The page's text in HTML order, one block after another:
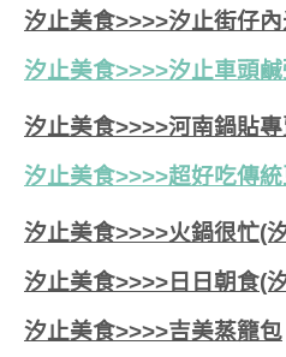
汐止美食>>>>汐止街仔
汐止美食>>>>汐止車頭
汐止美食>>>>河南鍋貼
汐止美食>>>>超好吃傳
汐止美食>>>>火鍋很忙(
汐止美食>>>>日日朝食(
汐止美食>>>>吉美蒸籠包